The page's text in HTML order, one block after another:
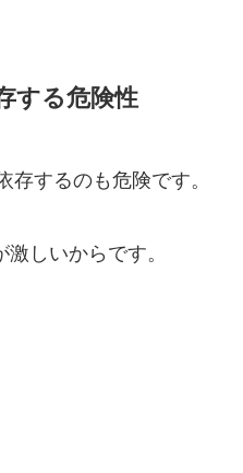
する危険性
するのも危険です。
しいからです。